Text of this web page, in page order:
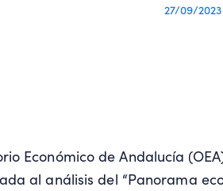
27/09/2023
Económico de Andalucía
al análisis del “Panorama